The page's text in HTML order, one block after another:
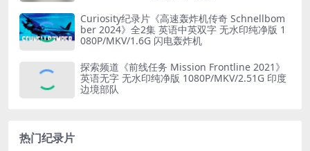
Curiosity纪录片《高速轰炸机传奇 Schnellbom
ber 2024》全2集 英语中英双字 无水印纯净版 1
080P/MKV/1.6G 闪电轰炸机
探索频道《前线任务 Mission Frontline 2021》
英语无字 无水印纯净版 1080P/MKV/2.51G 印度
边境部队
热门纪录片